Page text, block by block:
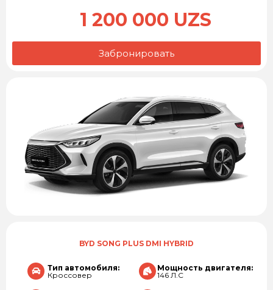
1 200 000 UZS
Забронировать
BYD SONG PLUS DMI HYBRID
Тип автомобиля:
Кроссовер
Мощность двигателя:
146 Л.С